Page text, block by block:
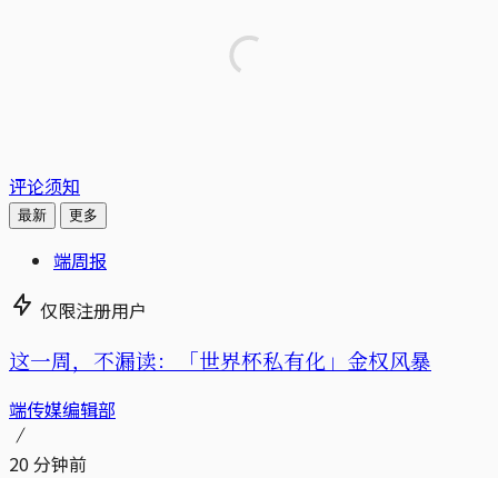
评论须知
最新 更多
端周报
仅限注册用户
这一周，不漏读：「世界杯私有化」金权风暴
端传媒编辑部
20 分钟前